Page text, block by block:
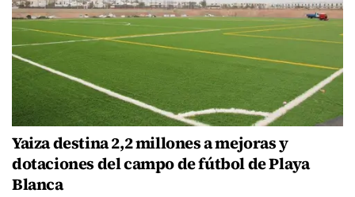
Yaiza destina 2,2 millones a mejoras y
dotaciones del campo de fútbol de Playa
Blanca